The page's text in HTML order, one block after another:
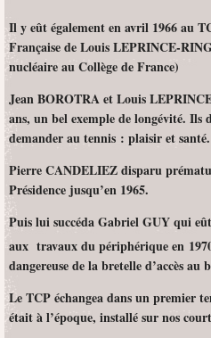
Il y eût également en avril 1966 au
Française de Louis LEPRINCE-
nucléaire au Collège de France)
Jean BOROTRA et Louis
ans, un bel exemple de longévité.
demander au tennis : plaisir et santé.
Pierre CANDELIEZ disparu
Présidence jusqu’en 1965.
Puis lui succéda Gabriel GUY qui
aux travaux du périphérique en
dangereuse de la bretelle d’accès
Le TCP échangea dans un premier
était à l’époque, installé sur nos